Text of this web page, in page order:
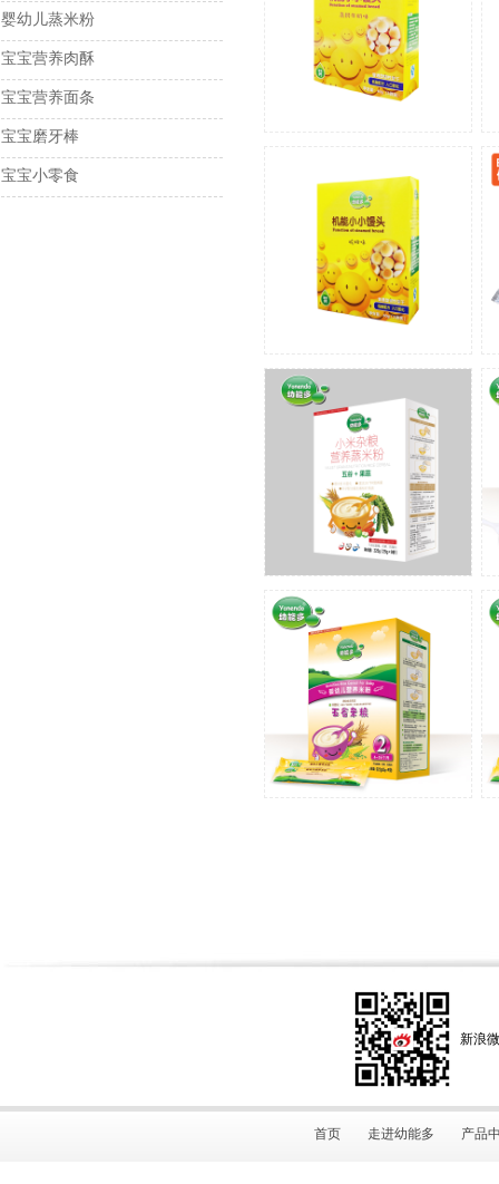
婴幼儿蒸米粉
宝宝营养肉酥
宝宝营养面条
宝宝磨牙棒
宝宝小零食
新浪
首页 走进幼能多 产品